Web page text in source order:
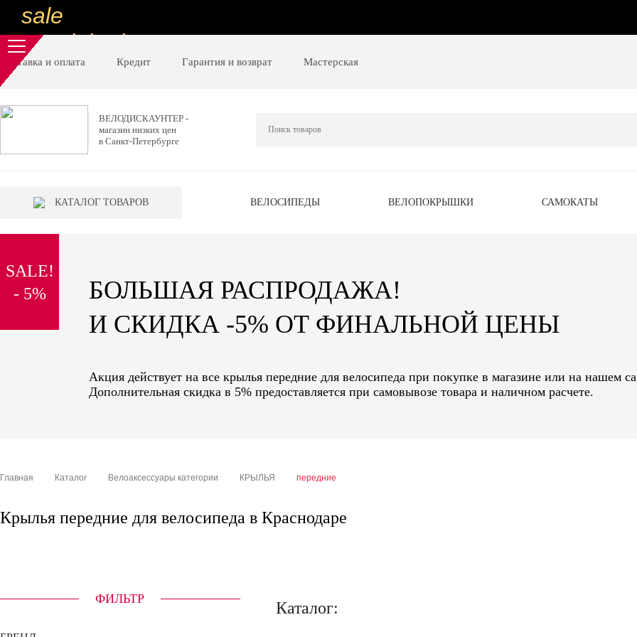
sale
special price
sale
низкие цены
вот дешево
special price
sale
надо брать
sale
Доставка и оплата Кредит Гарантия и возврат Мастерская
ВЕЛОДИСКАУНТЕР -
магазин низких цен
в Санкт-Петербурге
КАТАЛОГ ТОВАРОВ ВЕЛОСИПЕДЫ ВЕЛОПОКРЫШКИ САМОКАТЫ
SALE!
- 5%
БОЛЬШАЯ РАСПРОДАЖА!
И СКИДКА -5% ОТ ФИНАЛЬНОЙ ЦЕНЫ
Акция действует на все крылья передние для велосипеда при покупке в магазине или на нашем
Дополнительная скидка в 5% предоставляется при самовывозе товара и наличном расчете.
Главная Каталог Велоаксессуары категории КРЫЛЬЯ передние
Крылья передние для велосипеда в Краснодаре
ФИЛЬТР Каталог: